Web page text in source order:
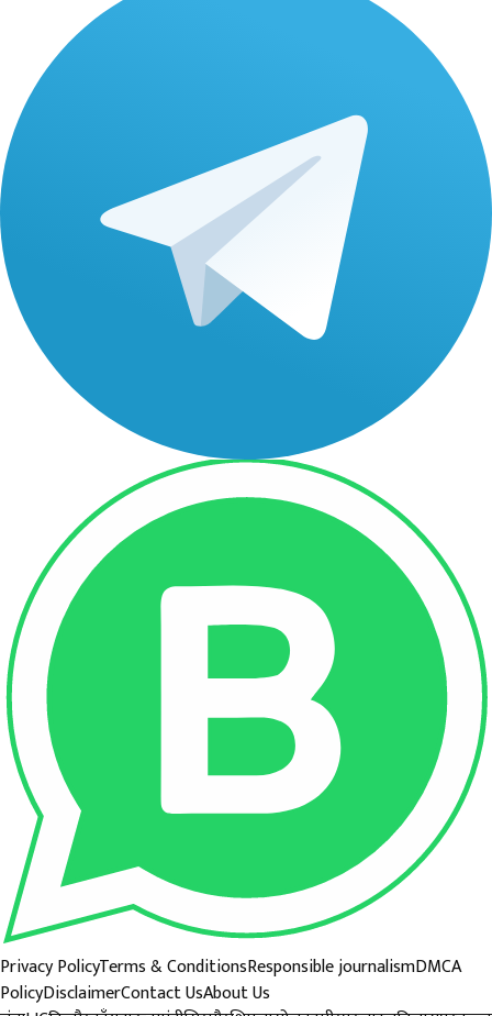
Privacy PolicyTerms & ConditionsResponsible journalismDMCA
PolicyDisclaimerContact UsAbout Us